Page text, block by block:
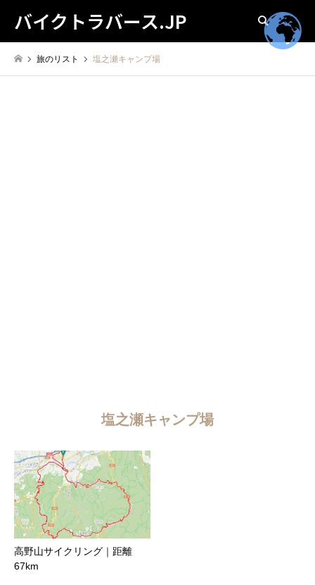
バイクトラバース.JP 検索
旅のリスト 塩之瀬キャンプ場
塩之瀬キャンプ場
高野山サイクリング｜距離
67km